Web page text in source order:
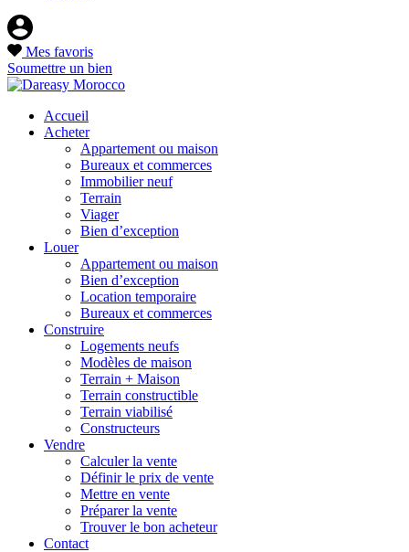
Mes favoris
Soumettre un bien
Accueil
Acheter
Appartement ou maison
Bureaux et commerces
Immobilier neuf
Terrain
Viager
Bien d’exception
Louer
Appartement ou maison
Bien d’exception
Location temporaire
Bureaux et commerces
Construire
Logements neufs
Modèles de maison
Terrain + Maison
Terrain constructible
Terrain viabilisé
Constructeurs
Vendre
Calculer la vente
Définir le prix de vente
Mettre en vente
Préparer la vente
Trouver le bon acheteur
Contact